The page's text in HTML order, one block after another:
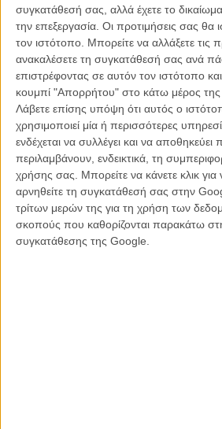
συγκατάθεσή σας, αλλά έχετε το
την επεξεργασία. Οι προτιμήσεις σας θα
τον ιστότοπο. Μπορείτε να αλλάξετε τις
ανακαλέσετε τη συγκατάθεσή σας ανά
επιστρέφοντας σε αυτόν τον ιστότοπο
κουμπί "Απορρήτου" στο κάτω μέρος της
Λάβετε επίσης υπόψη ότι αυτός ο
χρησιμοποιεί μία ή περισσότερες
ενδέχεται να συλλέγει και να
περιλαμβάνουν, ενδεικτικά, τη
χρήσης σας. Μπορείτε να κάνετε κλικ
αρνηθείτε τη συγκατάθεσή σας στην
τρίτων μερών της για τη χρήση των
σκοπούς που καθορίζονται παρακάτω
συγκατάθεσης της Google.
Δυο άνθρωποι που και η φύση και η
«περιθώριο», μοιάζουν τόσο αρχέγονοι που
μορφή της γης: το δέρμα τους
άκαμπτα δέντρα, το χαμόγελό τους γεμάτο
ανατολή. Ως στοιχεία της φύσης
Ρουιτζούν, τόσο δραματουργικά όσο και
τους αυτόματα με μια δύναμη ανθρώπινης
Σκόπιμα ναΐφ, λιτή και λυρική η ταινία,
υπομονετικούς, «διαπεραστικούς»
μινιμαλιστικό σέτινγκ για να μιλήσει
επιστροφής σ’ έναν παραδοσιακό τρόπο
τη φύση και τα κρυφά χαρίσματα των
μονοδιάστατος αυτός ο ρομαντισμός και
επιλεγμένοι οι κεντρικοί ήρωες, τα